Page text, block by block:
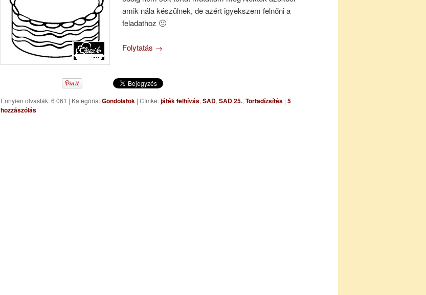
amik nála készülnek, de azért igyekszem felnőni a
feladathoz 🙂
Folytatás →
Ennyien olvasták: 6 061 | Kategória:Gondolatok | Címke:játék felhívás, SAD, SAD 25., Tortadízsítés | 5
hozzászólás